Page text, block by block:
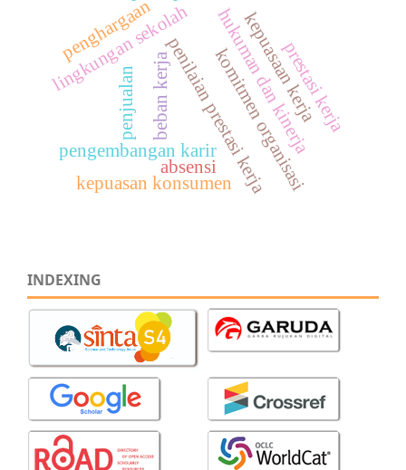
beban kerja hukuman dan kinerja
penilaian prestasi kerja
komitmen organisasi
lingkungan sekolah kepuasaan kerja
pengembangan karir
prestasi kerja
penjualan
absensi
penghargaan
kepuasan konsumen
INDEXING